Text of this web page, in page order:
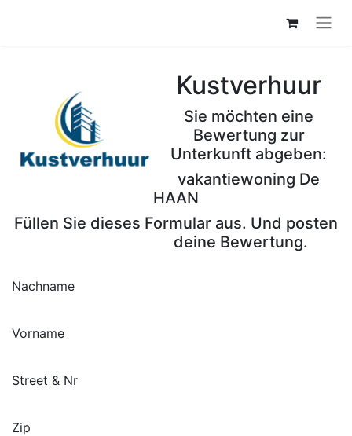
Kustverhuur
Sie möchten eine
Bewertung zur
Unterkunft abgeben:
vakantiewoning De
HAAN
Füllen Sie dieses Formular aus. Und posten
deine Bewertung.
Nachname
Vorname
Street & Nr
Zip